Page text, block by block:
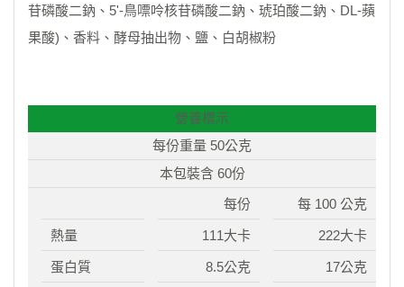
苷磷酸二鈉、5'-鳥嘌呤核苷磷酸二鈉、琥珀酸二鈉、DL-蘋
果酸)、香料、酵母抽出物、鹽、白胡椒粉
營養標示
每份重量 50公克
本包裝含 60份
熱量
蛋白質
每份
111大卡
8.5公克
每 100 公克
222大卡
17公克